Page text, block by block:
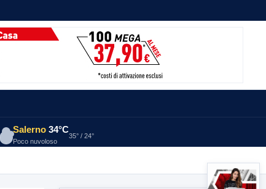
Salerno 34°C
Poco nuvoloso
35° / 24°